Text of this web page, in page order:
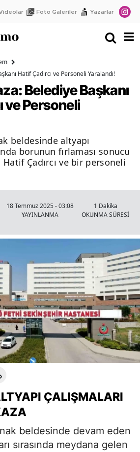
Foto Galeriler Yazarlar
Hatif Çadırcı ve Personeli Yaralandı!
Belediye Başkanı
ve Personeli
beldesinde altyapı
borunun fırlaması sonucu
Hatif Çadırcı ve bir personeli
18 Temmuz 2025 - 03:08
YAYINLANMA
1 Dakika
OKUNMA SÜRESİ
ÇALIŞMALARI
beldesinde devam eden
sırasında meydana gelen